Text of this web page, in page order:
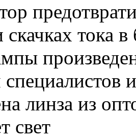
тока в
линза из
свет